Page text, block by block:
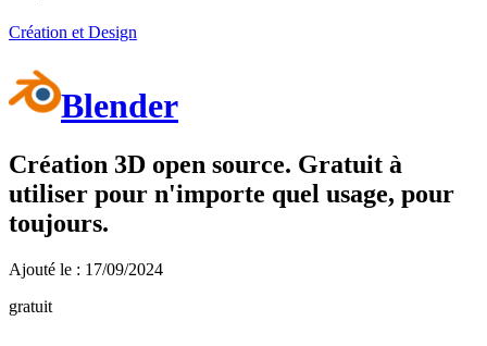
Création et Design
Blender
Création 3D open source. Gratuit à
utiliser pour n'importe quel usage, pour
toujours.
Ajouté le : 17/09/2024
gratuit